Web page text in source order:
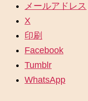
メールアドレス
X
印刷
Facebook
Tumblr
WhatsApp